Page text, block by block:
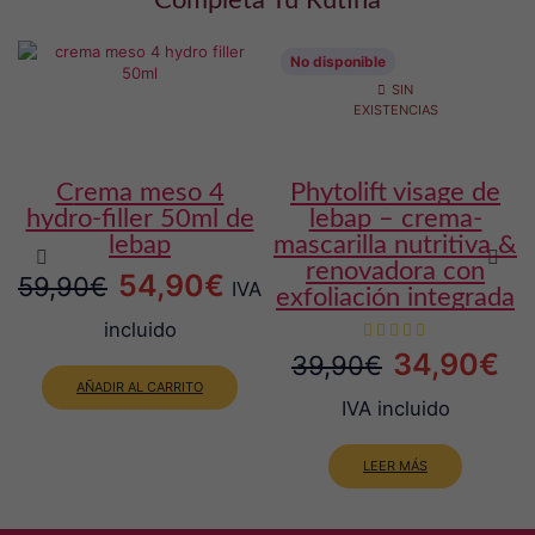
crema meso 4
hydro-filler 50ml de
lebap
59,90€ El
precio
original
era:
54,90€ El
precio
actual
es:
IVA
incluido
AÑADIR AL CARRITO
SIN
EXISTENCIAS
No disponible
phytolift visage de
lebap – crema-
mascarilla nutritiva &
renovadora con
exfoliación integrada
39,90€ El
precio
original
era:
34,90€
IVA incluido
LEER MÁS